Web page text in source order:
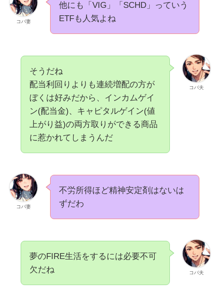
コバ妻
他にも「VIG」「SCHD」っていう
ETFも人気よね
コバ夫
そうだね
配当利回りよりも連続増配の方が
ぼくは好みだから、インカムゲイ
ン(配当金)、キャピタルゲイン(値
上がり益)の両方取りができる商品
に惹かれてしまうんだ
コバ妻
不労所得ほど精神安定剤はないは
ずだわ
コバ夫
夢のFIRE生活をするには必要不可
欠だね